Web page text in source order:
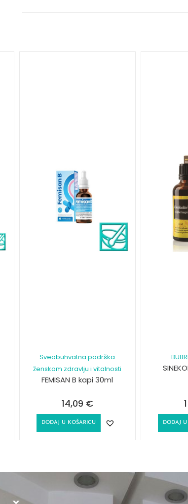
Sveobuhvatna podrška
ženskom zdravlju i vitalnosti
FEMISAN B kapi 30ml
14,09 €
DODAJ U KOŠARICU DODAJ